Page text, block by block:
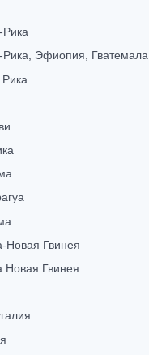
Рика
Рика, Эфиопия, Гватемала
Рика
Новая Гвинея
Новая Гвинея